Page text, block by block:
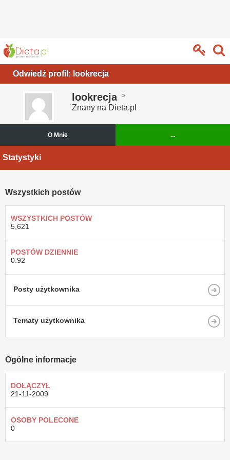
Odwiedź profil: lookrecja
lookrecja
Znany na Dieta.pl
O Mnie ...
Statystyki
Wszystkich postów
WSZYSTKICH POSTÓW
5,621
POSTÓW DZIENNIE
0.92
Posty użytkownika
Tematy użytkownika
Ogólne informacje
DOŁĄCZYŁ
21-11-2009
OSOBY POLECONE
0